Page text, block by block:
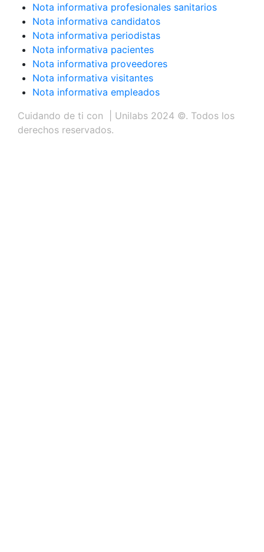
Nota informativa profesionales sanitarios
Nota informativa candidatos
Nota informativa periodistas
Nota informativa pacientes
Nota informativa proveedores
Nota informativa visitantes
Nota informativa empleados
Cuidando de ti con
| Unilabs 2024 ©. Todos los
derechos reservados.